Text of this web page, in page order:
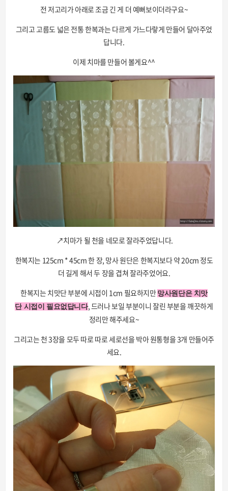
전 저고리가 아래로 조금 긴 게 더 예뻐보이더라구요~
그리고 고름도 넓은 전통 한복과는 다르게 가느다랗게 만들어 달아주었
답니다.
이제 치마를 만들어 볼게요^^
↗치마가 될 천을 네모로 잘라주었답니다.
한복지는 125cm * 45cm 한 장, 망사 원단은 한복지보다 약 20cm 정도
더 길게 해서 두 장을 겹쳐 잘라주었어요.
한복지는 치맛단 부분에 시접이 1cm 필요하지만망사원단은 치맛
단시접이 필요없답니다, 드러나 보일 부분이니 잘린 부분을 깨끗하게
정리만 해주세요~
그리고는 천 3장을 모두 따로 따로 세로선을 박아 원통형을 3개 만들어주
세요.